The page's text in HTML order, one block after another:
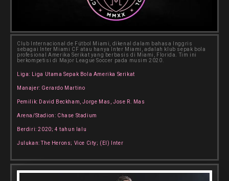
Club Internacional de Fútbol Miami, dikenal dalam bahasa Inggris
sebagai Inter Miami CF atau hanya Inter Miami, adalah klub sepak bola
profesional Amerika Serikat yang berbasis di Miami, Florida. Tim ini
berkompetisi di Major League Soccer pada musim 2020.
Liga: Liga Utama Sepak Bola Amerika Serikat
Manajer: Gerardo Martino
Pemilik: David Beckham, Jorge Mas, Jose R. Mas
Arena/Stadion: Chase Stadium
Berdiri: 2020; 4 tahun lalu
Julukan: The Herons; Vice City; (El) Inter